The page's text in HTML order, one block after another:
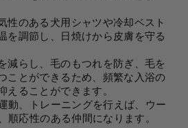
性のある犬用シャツや冷却ベスト
を調節し、日焼けから皮膚を守る
減らし、毛のもつれを防ぎ、毛を
ことができるため、頻繁な入浴の
えることができます。
動、トレーニングを行えば、ウー
順応性のある仲間になります。